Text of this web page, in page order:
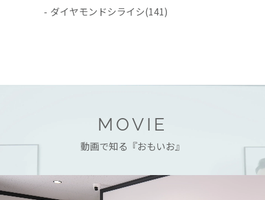
- ダイヤモンドシライシ(141)
MOVIE
動画で知る『おもいお』